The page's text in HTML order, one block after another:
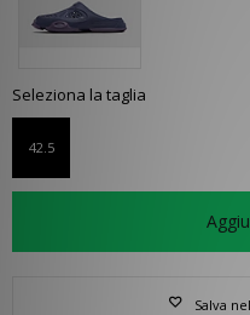
Seleziona la taglia
42.5
Salva